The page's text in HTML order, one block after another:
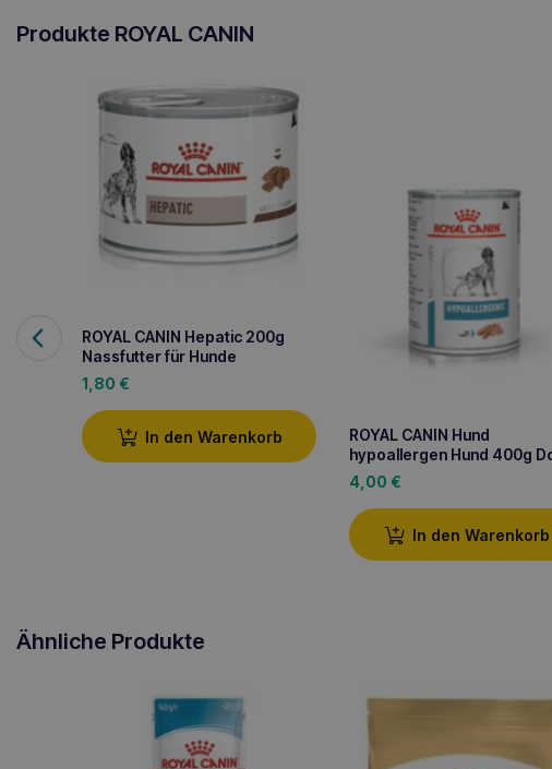
Produkte ROYAL CANIN
ROYAL CANIN Hepatic 200g
Nassfutter für Hunde
1,80 €
In den Warenkorb
ROYAL CANIN Hund
hypoallergen Hund 400g
4,00 €
In den Warenkorb
Ähnliche Produkte